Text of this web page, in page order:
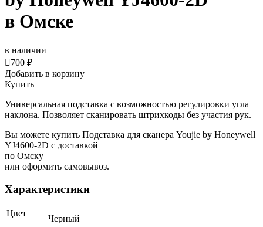
в Омске
в наличии
700 ₽
Добавить в корзину
Купить
Универсальная подставка с возможностью регулировки угла
наклона. Позволяет сканировать штрихкоды без участия рук.
Вы можете купить Подставка для сканера Youjie by Honeywell
YJ4600-2D с доставкой
по Омску
или оформить самовывоз.
Характеристики
Цвет
Черный